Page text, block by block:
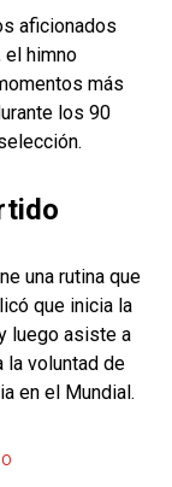
aficionados
el himno
más
los 90
una rutina que
que inicia la
luego asiste a
la voluntad de
en el Mundial.